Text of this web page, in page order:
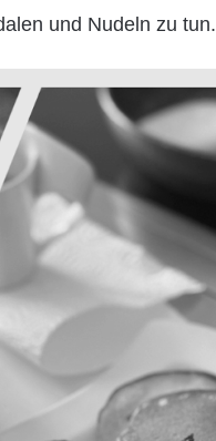
und Nudeln zu tun.